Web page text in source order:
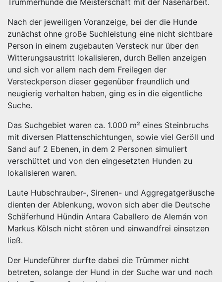
Nach der jeweiligen Voranzeige, bei der die Hunde
zunächst ohne große Suchleistung eine nicht sichtbare
Person in einem zugebauten Versteck nur über den
Witterungsaustritt lokalisieren, durch Bellen anzeigen
und sich vor allem nach dem Freilegen der
Versteckperson dieser gegenüber freundlich und
neugierig verhalten haben, ging es in die eigentliche
Suche.
Das Suchgebiet waren ca. 1.000 m² eines Steinbruchs
mit diversen Plattenschichtungen, sowie viel Geröll und
Sand auf 2 Ebenen, in dem 2 Personen simuliert
verschüttet und von den eingesetzten Hunden zu
lokalisieren waren.
Laute Hubschrauber-, Sirenen- und Aggregatgeräusche
dienten der Ablenkung, wovon sich aber die Deutsche
Schäferhund Hündin Antara Caballero de Alemán von
Markus Kölsch nicht stören und einwandfrei einsetzen
ließ.
Der Hundeführer durfte dabei die Trümmer nicht
betreten, solange der Hund in der Suche war und noch